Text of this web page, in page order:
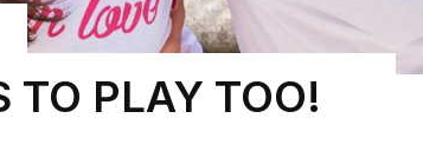
TO PLAY TOO!